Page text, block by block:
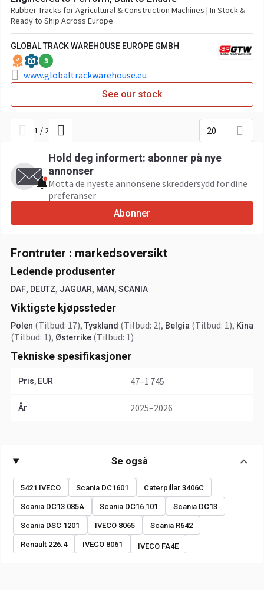
Rubber Tracks for Agricultural & Construction Machines | In Stock &
Ready to Ship Across Europe
GLOBAL TRACK WAREHOUSE EUROPE GMBH
3
www.globaltrackwarehouse.eu
See our stock
1 / 2 20
Hold deg informert: abonner på nye
annonser
Motta de nyeste annonsene skreddersydd for dine
preferanser
Abonner
Frontruter : markedsoversikt
Ledende produsenter
DAF, DEUTZ, JAGUAR, MAN, SCANIA
Viktigste kjøpssteder
Polen (Tilbud: 17), Tyskland (Tilbud: 2), Belgia (Tilbud: 1), Kina
(Tilbud: 1), Østerrike (Tilbud: 1)
Tekniske spesifikasjoner
Pris, EUR 47–1 745
År 2025–2026
Se også
5421 IVECO Scania DC1601 Caterpillar 3406C
Scania DC13 085A Scania DC16 101 Scania DC13
Scania DSC 1201 IVECO 8065 Scania R642
Renault 226.4 IVECO 8061 IVECO FA4E